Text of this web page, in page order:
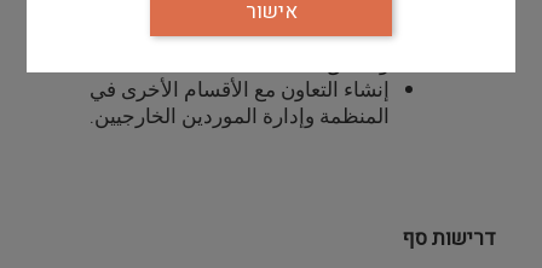
تحسين الأنشطة الرقمية لتحسين الأداء
إنشاء التعاون مع الأقسام الأخرى في
المنظمة وإدارة الموردين الخارجيين.
דרישות סף
אישור